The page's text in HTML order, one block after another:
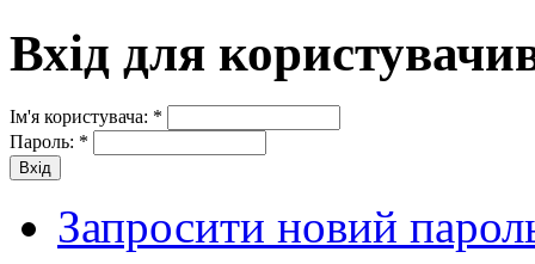
Вхід для
Ім'я користувача: *
Пароль: *
Запросити новий